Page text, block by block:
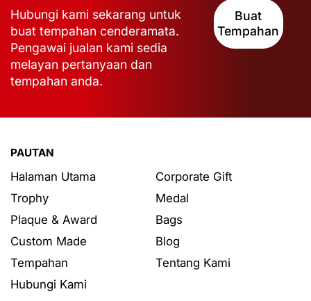
Hubungi kami sekarang untuk
buat tempahan cenderamata.
Pengawai jualan kami sedia
melayan pertanyaan dan
tempahan anda.
Buat
Tempahan
PAUTAN
Halaman Utama
Corporate Gift
Trophy
Medal
Plaque & Award
Bags
Custom Made
Blog
Tempahan
Tentang Kami
Hubungi Kami